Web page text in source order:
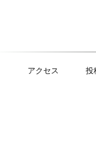
アクセス 投